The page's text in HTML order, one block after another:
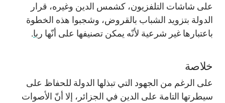
على شاشات التلفزيون، كشمس الدين وغيره، قرار
الدولة بتزويد الشباب بالقروض، وشجبوا هذه الخطوة
باعتبارها غير شرعية لأنّه يمكن تصنيفها على أنّها ربا.
خلاصة
على الرغم من الجهود التي تبذلها الدولة للحفاظ على
سيطرتها التامة على الدين في الجزائر، إلا أنّ الأصوات